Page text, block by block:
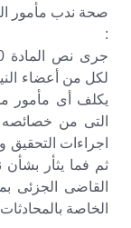
صحة ندب مأمور
:
لكل من أعضاء
يكلف أى مأمور
التى من
اجراءات
ثم فما يثأر بشأن
القاضى الجزئى
الخاصة